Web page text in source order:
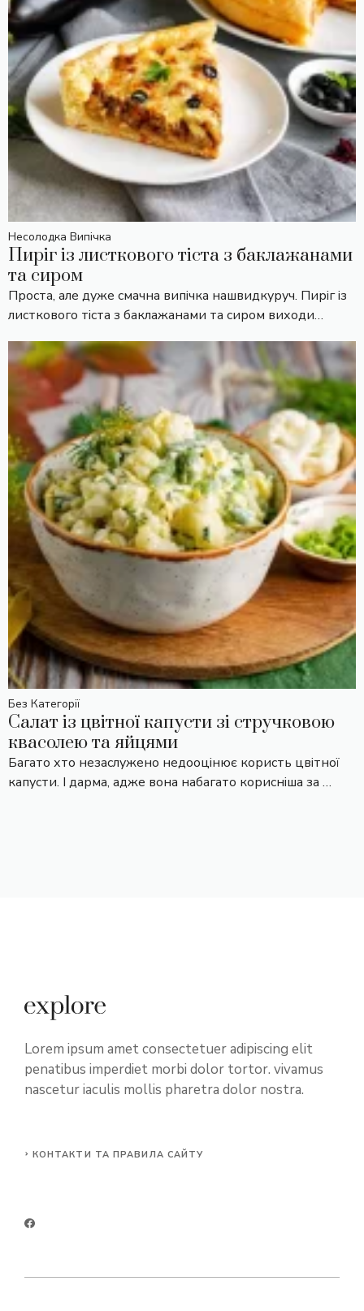
Несолодка Випічка
Пиріг із листкового тіста з баклажанами
та сиром
Проста, але дуже смачна випічка нашвидкуруч. Пиріг із
листкового тіста з баклажанами та сиром виходи…
Без Категорії
Салат із цвітної капусти зі стручковою
квасолею та яйцями
Багато хто незаслужено недооцінює користь цвітної
капусти. І дарма, адже вона набагато корисніша за …
Lorem ipsum amet consectetuer adipiscing elit
penatibus imperdiet morbi dolor tortor. vivamus
nascetur iaculis mollis pharetra dolor nostra.
КОНТАКТИ ТА ПРАВИЛА САЙТУ